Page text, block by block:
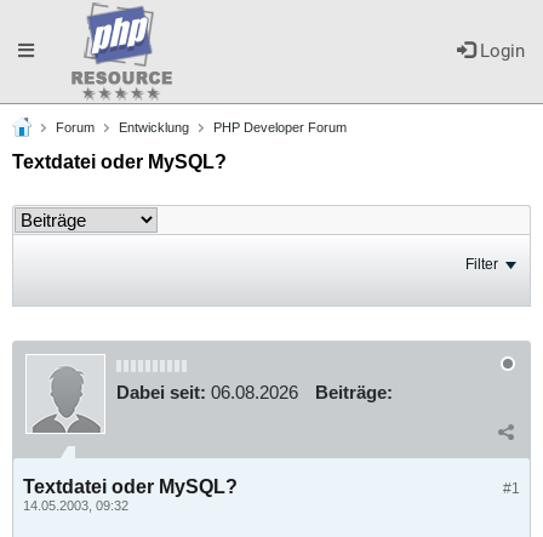
Login
Toggle
navigation
Forum Entwicklung PHP Developer Forum
Textdatei oder MySQL?
Filter
Dabei seit: 06.08.2026 Beiträge:
#1
Textdatei oder MySQL?
14.05.2003, 09:32